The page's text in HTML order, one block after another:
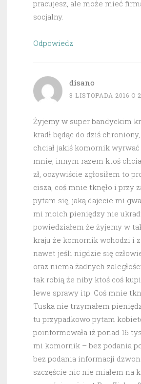
pracujesz, ale może mieć
socjalny.
Odpowiedz
disano
3 LISTOPADA 2016 O
Żyjemy w super bandyckim
kradł będąc do dziś
chciał jakiś komornik wyrwać
mnie, innym razem ktoś
zł, oczywiście zgłosiłem to
cisza, coś mnie tknęło i przy
pytam się, jaką dajecie mi
mi moich pieniędzy nie
powiedziałem że żyjemy w
kraju że komornik wchodzi i
nawet jeśli nigdzie się
oraz niema żadnych
tak robią że niby ktoś coś
lewe sprawy itp. Coś mnie
Tuska nie trzymałem
tu przypadkowo pytam
poinformowała iż ponad 16
mi komornik – bez podania
bez podania informacji
szczęście nic nie miałem na